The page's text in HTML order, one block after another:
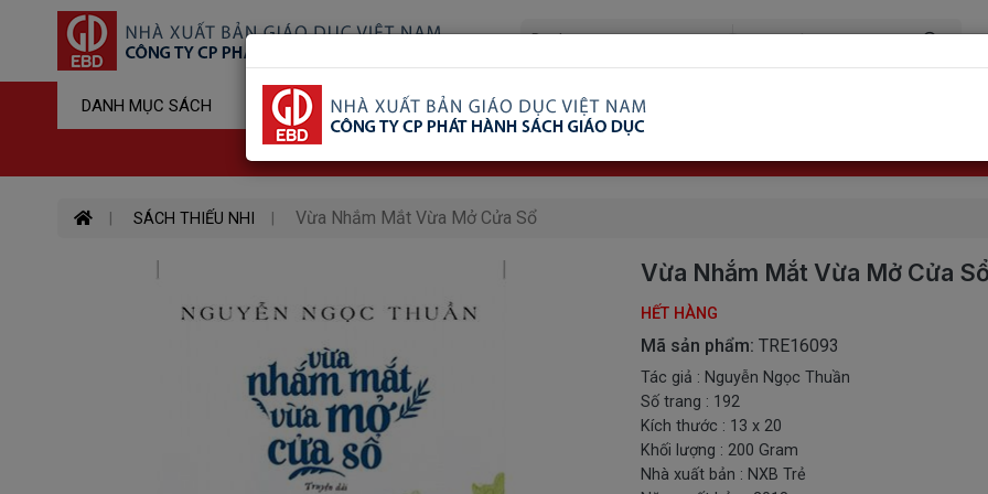
DANH MỤC SÁCH Sản Phẩm Đã Xem Ship COD Trên Toàn Quốc
SÁCH THIẾU NHI Vừa Nhắm Mắt Vừa Mở Cửa Sổ
Vừa Nhắm Mắt Vừa Mở Cửa Sổ
HẾT HÀNG
Mã sản phẩm: TRE16093
Tác giả : Nguyễn Ngọc Thuần
Số trang : 192
Kích thước : 13 x 20
Khối lượng : 200 Gram
Nhà xuất bản : NXB Trẻ